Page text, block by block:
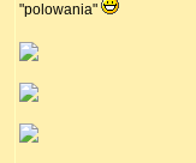
"polowania"